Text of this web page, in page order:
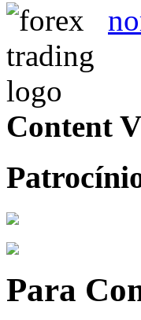
Content
Para